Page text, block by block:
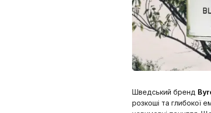
Шведський бренд
розкоші та глибокої